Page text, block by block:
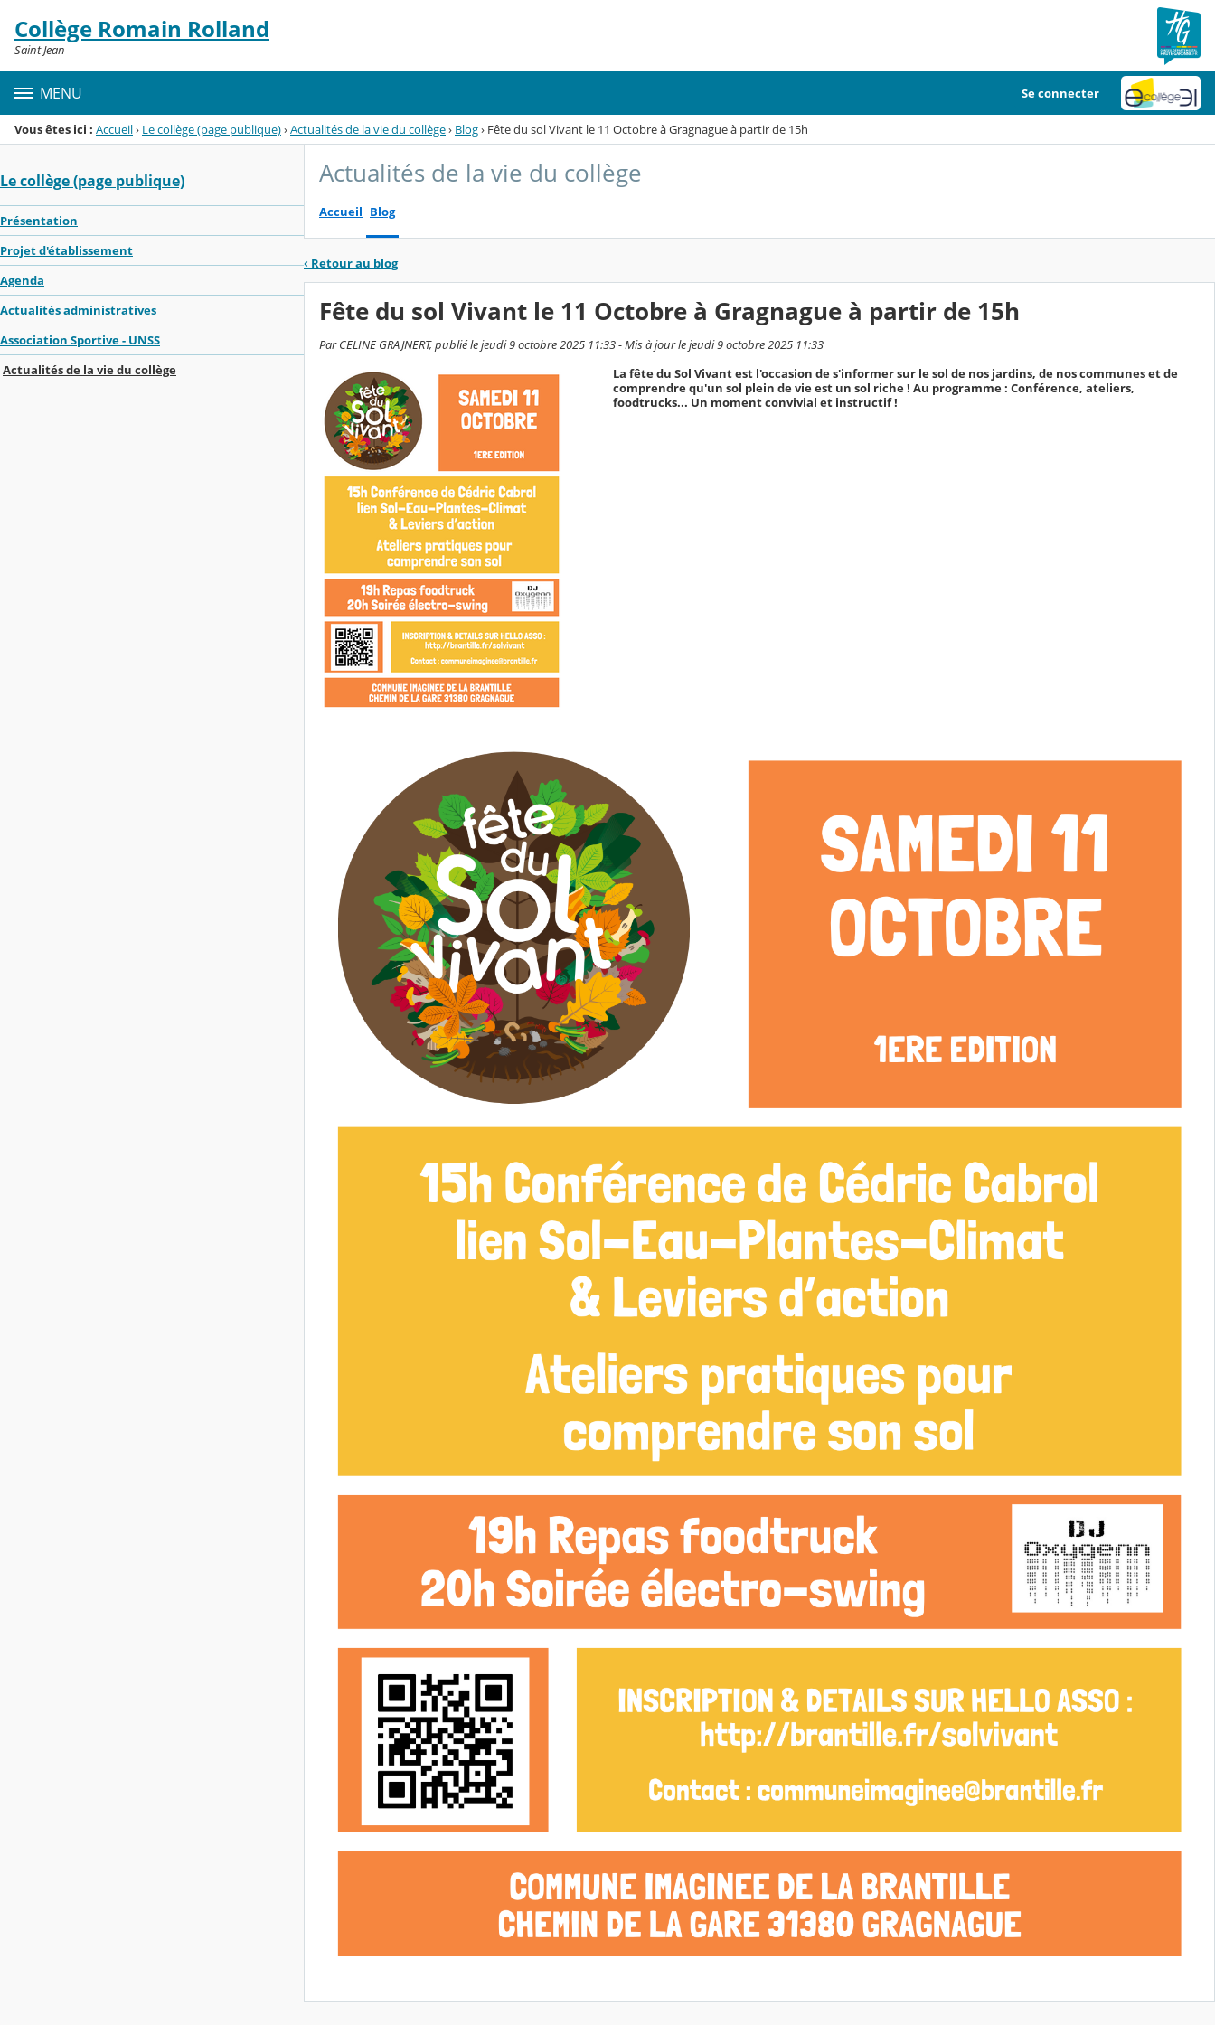
Menu de la rubrique
Contenu
Collège Romain Rolland
Saint Jean
MENU Se connecter
Vous êtes ici : Accueil› Le collège (page publique)›Actualités de la vie du collège› Blog› Fête du sol Vivant le 11 Octobre à Gragnague à partir de 15h
Le collège (page publique)
Présentation
Projet d'établissement
Agenda
Actualités administratives
Association Sportive - UNSS
Actualités de la vie du collège
Actualités de la vie du collège
Accueil Blog
‹ Retour au blog
Fête du sol Vivant le 11 Octobre à Gragnague à partir de 15h
Par CELINE GRAJNERT, publié le jeudi 9 octobre 2025 11:33 - Mis à jour le jeudi 9 octobre 2025 11:33
La fête du Sol Vivant est l'occasion de s'informer sur le sol de nos jardins, de nos communes et de
comprendre qu'un sol plein de vie est un sol riche ! Au programme : Conférence, ateliers,
foodtrucks... Un moment convivial et instructif !